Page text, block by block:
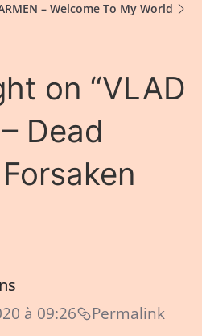
– Welcome To My World
on “VLAD
Dead
à 09:26
Permalink